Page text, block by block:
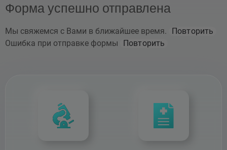
Форма успешно отправлена
Мы свяжемся с Вами в ближайшее время.
Повторить
Ошибка при отправке формы
Повторить